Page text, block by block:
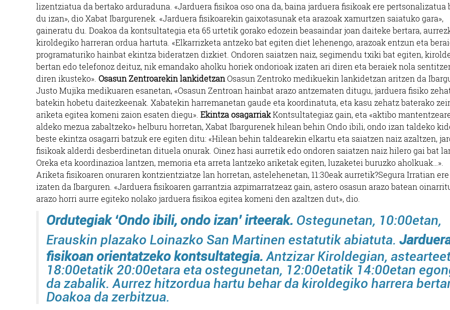
lizentziatua da bertako arduraduna. «Jarduera fisikoa oso ona da, baina jarduera fisikoak ere pertsonalizatua
du izan», dio Xabat Ibargurenek. «Jarduera fisikoarekin gaixotasunak eta arazoak xamurtzen saiatuko gara»,
gaineratu du. Doakoa da kontsultategia eta 65 urtetik gorako edozein beasaindar joan daiteke bertara,
kiroldegiko harreran ordua hartuta. «Elkarrizketa antzeko bat egiten diet lehenengo, arazoak entzun eta
programaturiko hainbat ekintza bideratzen dizkiet. Ondoren saiatzen naiz, segimendu txiki bat egiten,
bertan edo telefonoz deituz, nik emandako aholku horiek ondorioak izaten ari diren eta beraiek nola
diren ikusteko». Osasun Zentroarekin lankidetzanOsasun Zentroko medikuekin lankidetzan aritzen da
Justo Mujika medikuaren esanetan, «Osasun Zentroan hainbat arazo antzematen ditugu, jarduera fisiko
batekin hobetu daitezkeenak. Xabatekin harremanetan gaude eta koordinatuta, eta kasu zehatz baterako
ariketa egitea komeni zaion esaten diegu». Ekintza osagarriakKontsultategiaz gain, eta «aktibo
aldeko mezua zabaltzeko» helburu horretan, Xabat Ibargurenek hilean behin Ondo ibili, ondo izan taldeko
beste ekintza osagarri batzuk ere egiten ditu: «Hilean behin taldearekin elkartu eta saiatzen naiz azaltzen,
fisikoak alderdi desberdinetan dituela onurak. Oinez hasi aurretik edo ondoren saiatzen naiz hilero gai bat
Oreka eta koordinazioa lantzen, memoria eta arreta lantzeko ariketak egiten, luzaketei buruzko aholkuak…».
Ariketa fisikoaren onuraren kontzientziatze lan horretan, astelehenetan, 11:30eak aurretik?Segura Irratian ere
izaten da Ibarguren. «Jarduera fisikoaren garrantzia azpimarratzeaz gain, astero osasun arazo batean
arazo horri aurre egiteko nolako jarduera fisikoa egitea komeni den azaltzen dut», dio.
Ordutegiak ‘Ondo ibili, ondo izan’ irteerak. Ostegunetan, 10:00etan,
Erauskin plazako Loinazko San Martinen estatutik abiatuta.
fisikoan orientatzeko kontsultategia. Antzizar Kiroldegian,
18:00etatik 20:00etara eta ostegunetan, 12:00etatik 14:00etan
da zabalik. Aurrez hitzordua hartu behar da kiroldegiko harrera
Doakoa da zerbitzua.